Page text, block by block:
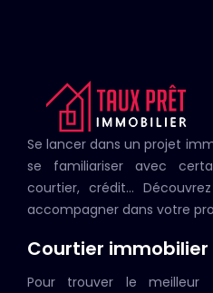
Se lancer dans un projet
se familiariser avec
courtier, crédit…
accompagner dans votre
Courtier immobilier
Pour trouver le meilleur